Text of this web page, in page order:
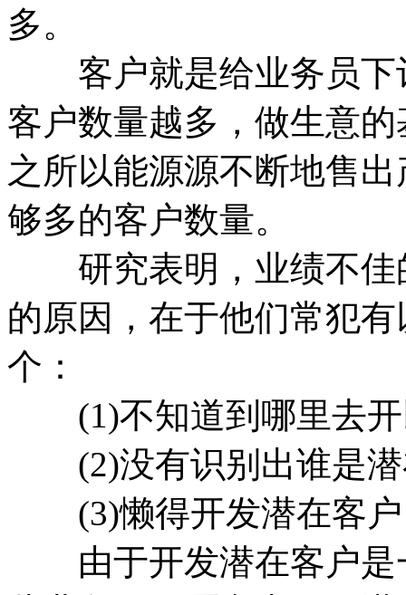
多。
客户就是给业务员下
客户数量越多，做生意
之所以能源源不断地售
够多的客户数量。
研究表明，业绩不佳
的原因，在于他们常犯
个：
(1)不知道到哪里去开
(2)没有识别出谁是潜
(3)懒得开发潜在客户
由于开发潜在客户是